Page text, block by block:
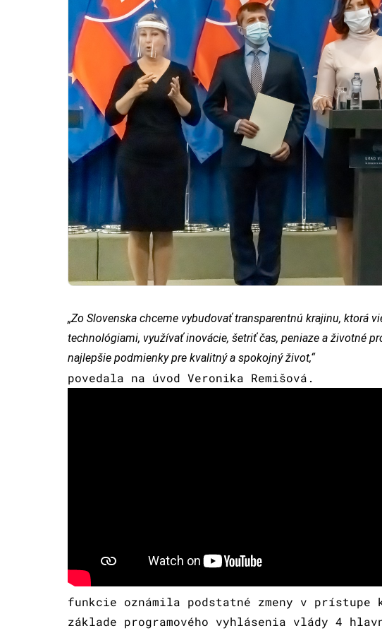
„Zo Slovenska chceme vybudovať transparentnú krajinu, ktorá
technológiami, využívať inovácie, šetriť čas, peniaze a životné
najlepšie podmienky pre kvalitný a spokojný život,“
povedala na úvod Veronika Remišová.
funkcie oznámila podstatné zmeny v
základe programového vyhlásenia vlády 4